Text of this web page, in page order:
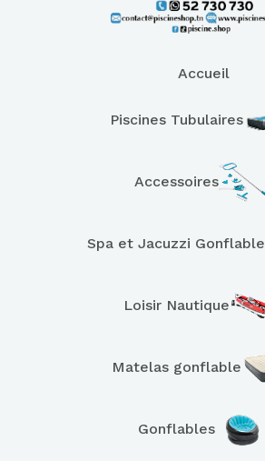
Accueil
Piscines Tubulaires
Accessoires
Spa et Jacuzzi Gonflable
Loisir Nautique
Matelas gonflable
Gonflables